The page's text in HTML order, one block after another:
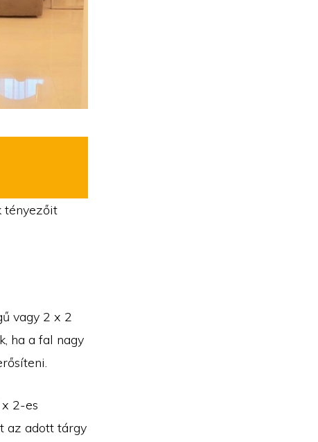
tényezőit
vagy 2 x 2
ha a fal nagy
2-es
az adott tárgy